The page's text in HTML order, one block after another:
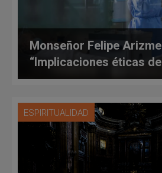
Monseñor Felipe
“Implicaciones éticas
ESPIRITUALIDAD